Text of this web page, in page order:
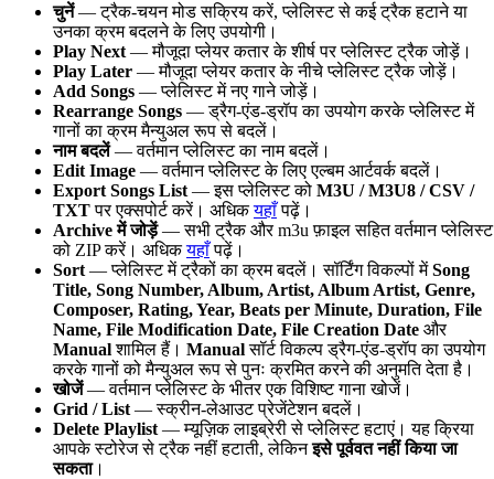
चुनें— ट्रैक-चयन मोड सक्रिय करें, प्लेलिस्ट से कई ट्रैक हटाने या
उनका क्रम बदलने के लिए उपयोगी।
Play Next — मौजूदा प्लेयर कतार के शीर्ष पर प्लेलिस्ट ट्रैक जोड़ें।
Play Later — मौजूदा प्लेयर कतार के नीचे प्लेलिस्ट ट्रैक जोड़ें।
Add Songs — प्लेलिस्ट में नए गाने जोड़ें।
Rearrange Songs — ड्रैग-एंड-ड्रॉप का उपयोग करके प्लेलिस्ट में
गानों का क्रम मैन्युअल रूप से बदलें।
नाम बदलें— वर्तमान प्लेलिस्ट का नाम बदलें।
Edit Image — वर्तमान प्लेलिस्ट के लिए एल्बम आर्टवर्क बदलें।
Export Songs List — इस प्लेलिस्ट को M3U / M3U8 / CSV /
TXTपर एक्सपोर्ट करें। अधिकयहाँपढ़ें।
Archive में जोड़ें— सभी ट्रैक और m3u फ़ाइल सहित वर्तमान प्लेलिस्ट
को ZIP करें। अधिकयहाँपढ़ें।
Sort — प्लेलिस्ट में ट्रैकों का क्रम बदलें। सॉर्टिंग विकल्पों मेंSong
Title, Song Number, Album, Artist, Album Artist, Genre,
Composer, Rating, Year, Beats per Minute, Duration, File
Name, File Modification Date, File Creation Date और
Manualशामिल हैं। Manualसॉर्ट विकल्प ड्रैग-एंड-ड्रॉप का उपयोग
करके गानों को मैन्युअल रूप से पुनः क्रमित करने की अनुमति देता है।
खोजें— वर्तमान प्लेलिस्ट के भीतर एक विशिष्ट गाना खोजें।
Grid / List — स्क्रीन-लेआउट प्रेजेंटेशन बदलें।
Delete Playlist — म्यूज़िक लाइब्रेरी से प्लेलिस्ट हटाएं। यह क्रिया
आपके स्टोरेज से ट्रैक नहीं हटाती, लेकिनइसे पूर्ववत नहीं किया जा
सकता।